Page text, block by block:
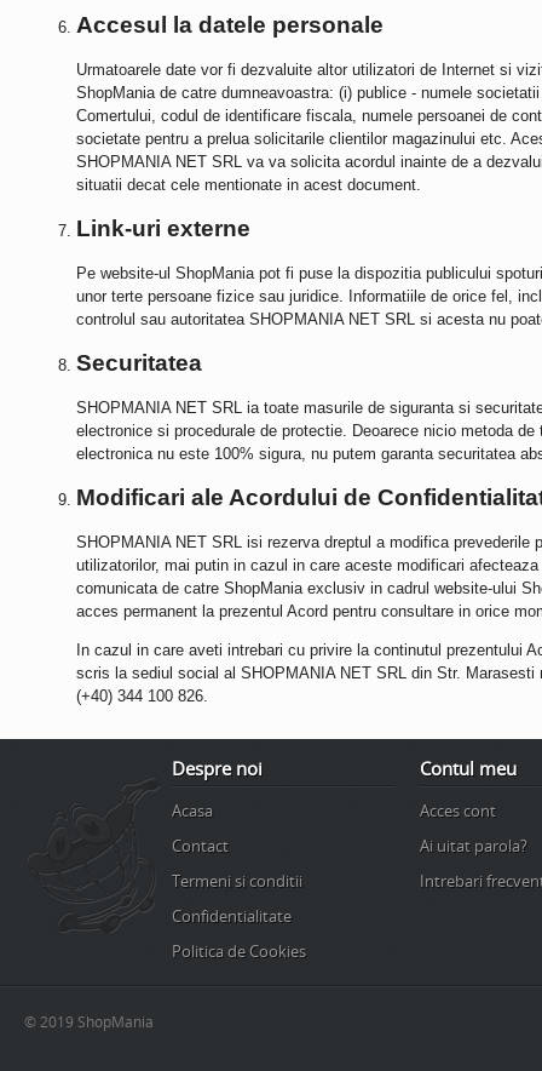
Accesul la datele personale
Urmatoarele date vor fi dezvaluite altor utilizatori de Internet si
ShopMania de catre dumneavoastra: (i) publice - numele
Comertului, codul de identificare fiscala, numele persoanei de
societate pentru a prelua solicitarile clientilor magazinului etc.
SHOPMANIA NET SRL
va va solicita acordul inainte de a
situatii decat cele mentionate in acest document.
Link-uri externe
Pe website-ul ShopMania pot fi puse la dispozitia publicului
unor terte persoane fizice sau juridice. Informatiile de orice fel,
controlul sau autoritatea SHOPMANIA NET SRL si acesta nu
Securitatea
SHOPMANIA NET SRL
ia toate masurile de siguranta si
electronice si procedurale de protectie. Deoarece nicio metoda
electronica nu este 100% sigura, nu putem garanta securitatea
Modificari ale Acordului de
SHOPMANIA NET SRL
isi rezerva dreptul a modifica prevederile
utilizatorilor, mai putin in cazul in care aceste modificari
comunicata de catre ShopMania exclusiv in cadrul website-ului
acces permanent la prezentul Acord pentru consultare in orice
In cazul in care aveti intrebari cu privire la continutul prezentului
scris la sediul social al SHOPMANIA NET SRL
din Str. Marasesti
(+40) 344 100 826.
Despre noi
Acasa
Contact
Termeni si conditii
Confidentialitate
Politica de Cookies
Contul meu
Acces cont
Ai uitat parola?
Intrebari
© 2019 ShopMania